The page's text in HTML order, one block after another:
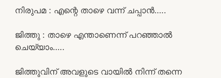
നിരുപമ : എന്റെ താഴെ വന്ന് ചപ്പാൻ…..
ജിത്തു : താഴെ എന്താണെന്ന് പറഞ്ഞാൽ
ചെയ്യാം…..
ജിത്തുവിന് അവളുടെ വായിൽ നിന്ന് തന്നെ